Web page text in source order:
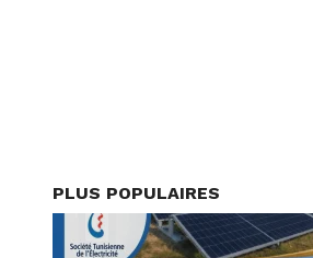
PLUS POPULAIRES